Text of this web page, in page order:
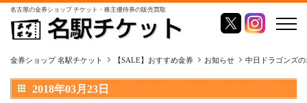
名古屋の金券ショップ チケット・株主優待券の販売買取
金券ショップ 名駅チケット 【SALE】おすすめ金券 お知らせ 中日ドラゴンズ
2018年03月23日